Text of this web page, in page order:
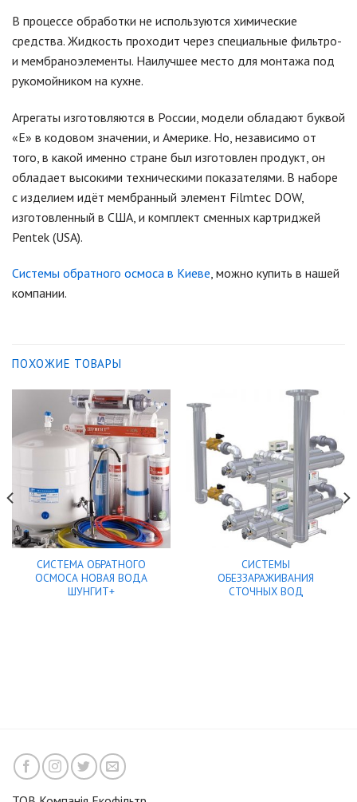
В процессе обработки не используются химические
средства. Жидкость проходит через специальные фильтро-
и мембраноэлементы. Наилучшее место для монтажа под
рукомойником на кухне.
Агрегаты изготовляются в России, модели обладают буквой
«Е» в кодовом значении, и Америке. Но, независимо от
того, в какой именно стране был изготовлен продукт, он
обладает высокими техническими показателями. В наборе
с изделием идёт мембранный элемент Filmtec DOW,
изготовленный в США, и комплект сменных картриджей
Pentek (USA).
Системы обратного осмоса в Киеве, можно купить в нашей
компании.
ПОХОЖИЕ ТОВАРЫ
СИСТЕМА ОБРАТНОГО
ОСМОСА НОВАЯ ВОДА
ШУНГИТ+
СИСТЕМЫ
ОБЕЗЗАРАЖИВАНИЯ
СТОЧНЫХ ВОД